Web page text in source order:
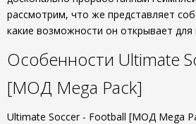
рассмотрим, что же представляет
какие возможности он открывает для
Особенности Ultimate
[МОД Mega Pack]
Ultimate Soccer - Football [МОД Mega